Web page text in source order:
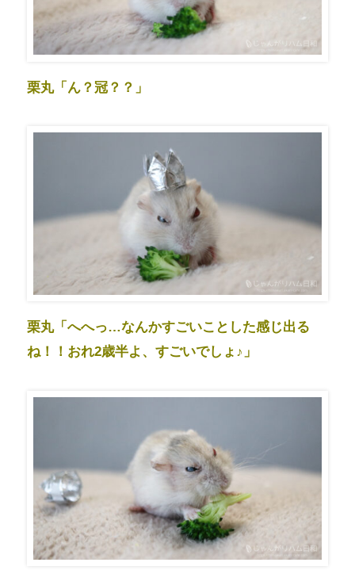
栗丸「ん？冠？？」
栗丸「へへっ…なんかすごいことした感じ出る
ね！！おれ2歳半よ、すごいでしょ♪」